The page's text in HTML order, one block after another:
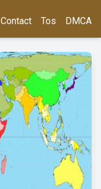
Contact Tos DMCA